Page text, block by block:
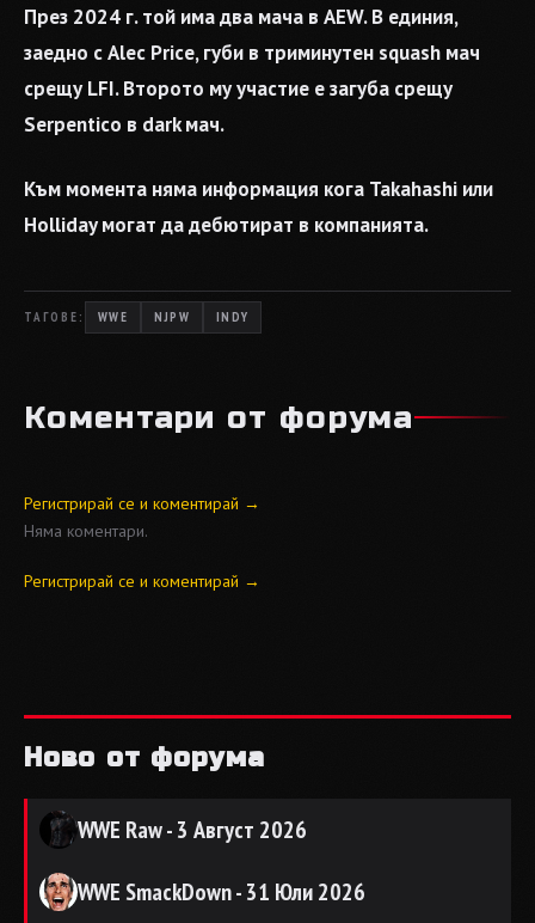
През 2024 г. той има два мача в AEW. В единия,
заедно с Alec Price, губи в триминутен squash мач
срещу LFI. Второто му участие е загуба срещу
Serpentico в dark мач.
Към момента няма информация кога Takahashi или
Holliday могат да дебютират в компанията.
ТАГОВЕ: WWE NJPW INDY
Коментари от форума
Регистрирай се и коментирай →
Няма коментари.
Регистрирай се и коментирай →
Ново от форума
WWE Raw - 3 Август 2026
WWE SmackDown - 31 Юли 2026